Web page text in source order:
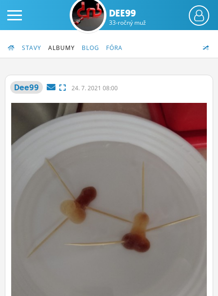
PRIHLÁS SA
ČINŽIAK
FÓRUM
STATUSY
BLOGY
OBRÁZKY
ĽUDIA
MÔJ PROFIL
DEE99
33-ročný muž
STAVY ALBUMY BLOG FÓRA
Dee99 24. 7. 2021 08:00